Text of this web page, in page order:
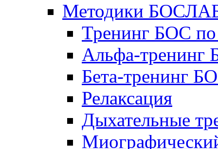
Методики
Тренинг БОС по
Альфа-
Бета-тренинг
Релаксация
Дыхательные